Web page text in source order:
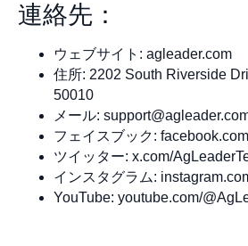
連絡先：
ウェブサイト: agleader.com
住所: 2202 South Riverside
50010
メール:
フェイスブック:
ツイッター: x.com/
インスタグラム:
YouTube: youtube.com/